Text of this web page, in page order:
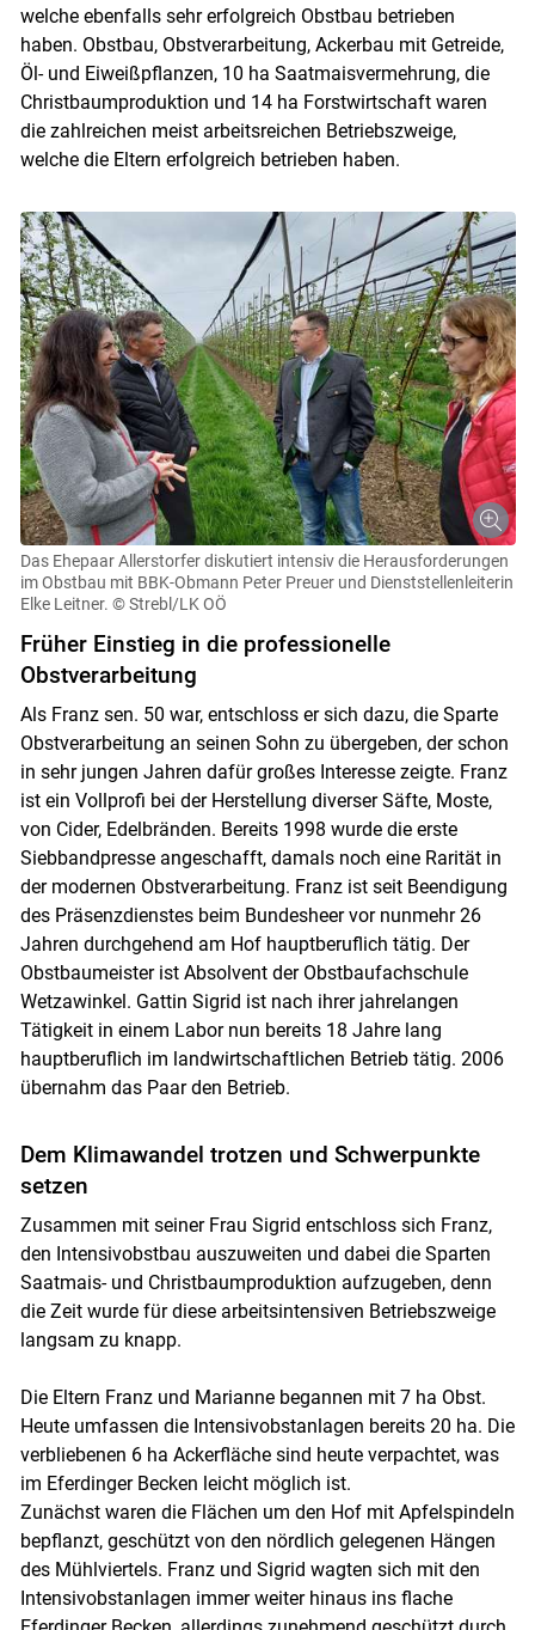
Skip to main content
welche ebenfalls sehr erfolgreich Obstbau betrieben
haben. Obstbau, Obstverarbeitung, Ackerbau mit Getreide,
Öl- und Eiweißpflanzen, 10 ha Saatmaisvermehrung, die
Christbaumproduktion und 14 ha Forstwirtschaft waren
die zahlreichen meist arbeitsreichen Betriebszweige,
welche die Eltern erfolgreich betrieben haben.
Das Ehepaar Allerstorfer diskutiert intensiv die Herausforderungen
im Obstbau mit BBK-Obmann Peter Preuer und Dienststellenleiterin
Elke Leitner. © Strebl/LK OÖ
Früher Einstieg in die professionelle
Obstverarbeitung
Als Franz sen. 50 war, entschloss er sich dazu, die Sparte
Obstverarbeitung an seinen Sohn zu übergeben, der schon
in sehr jungen Jahren dafür großes Interesse zeigte. Franz
ist ein Vollprofi bei der Herstellung diverser Säfte, Moste,
von Cider, Edelbränden. Bereits 1998 wurde die erste
Siebbandpresse angeschafft, damals noch eine Rarität in
der modernen Obstverarbeitung. Franz ist seit Beendigung
des Präsenzdienstes beim Bundesheer vor nunmehr 26
Jahren durchgehend am Hof hauptberuflich tätig. Der
Obstbaumeister ist Absolvent der Obstbaufachschule
Wetzawinkel. Gattin Sigrid ist nach ihrer jahrelangen
Tätigkeit in einem Labor nun bereits 18 Jahre lang
hauptberuflich im landwirtschaftlichen Betrieb tätig. 2006
übernahm das Paar den Betrieb.
Dem Klimawandel trotzen und Schwerpunkte
setzen
Zusammen mit seiner Frau Sigrid entschloss sich Franz,
den Intensivobstbau auszuweiten und dabei die Sparten
Saatmais- und Christbaumproduktion aufzugeben, denn
die Zeit wurde für diese arbeitsintensiven Betriebszweige
langsam zu knapp.
Die Eltern Franz und Marianne begannen mit 7 ha Obst.
Heute umfassen die Intensivobstanlagen bereits 20 ha. Die
verbliebenen 6 ha Ackerfläche sind heute verpachtet, was
im Eferdinger Becken leicht möglich ist.
Zunächst waren die Flächen um den Hof mit Apfelspindeln
bepflanzt, geschützt von den nördlich gelegenen Hängen
des Mühlviertels. Franz und Sigrid wagten sich mit den
Intensivobstanlagen immer weiter hinaus ins flache